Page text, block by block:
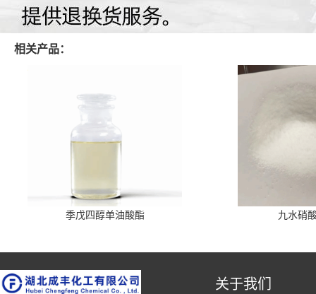
相关产品：
季戊四醇单油酸酯 九水硝
关于我们